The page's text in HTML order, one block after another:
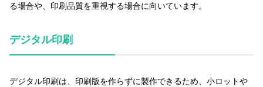
る場合や、印刷品質を重視する場合に向いています。
デジタル印刷
デジタル印刷は、印刷版を作らずに製作できるため、小ロットや